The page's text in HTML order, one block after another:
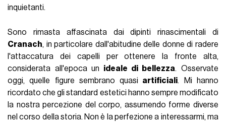
inquietanti.
Sono rimasta affascinata dai dipinti rinascimentali di
Cranach, in particolare dall'abitudine delle donne di radere
l'attaccatura dei capelli per ottenere la fronte alta,
considerata all'epoca un ideale di bellezza. Osservate
oggi, quelle figure sembrano quasi artificiali. Mi hanno
ricordato che gli standard estetici hanno sempre modificato
la nostra percezione del corpo, assumendo forme diverse
nel corso della storia. Non è la perfezione a interessarmi, ma